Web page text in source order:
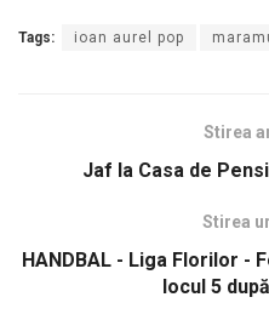
Tags: ioan aurel pop
Stirea
Jaf la Casa de
Stirea
HANDBAL - Liga Florilor -
locul 5